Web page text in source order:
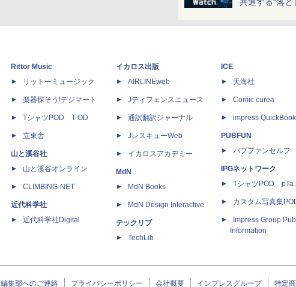
Rittor Music
リットーミュージック
楽器探そう!デジマート
TシャツPOD T-OD
立東舎
山と溪谷社
山と溪谷オンライン
CLIMBING-NET
近代科学社
近代科学社Digital
イカロス出版
AIRLINEweb
Jディフェンスニュース
通訳翻訳ジャーナル
JレスキューWeb
イカロスアカデミー
MdN
MdN Books
MdN Design Interactive
テックリブ
TechLib
ICE
天海社
Comic curea
impress
PUBFUN
パブファンセルフ
IPGネットワーク
TシャツPOD
カスタム写真集
Impress Group
Information
編集部へのご連絡 プライバシーポリシー 会社概要 インプレスグループ 特定